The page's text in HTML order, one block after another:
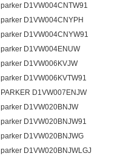
parker D1VW004CNTW91
parker D1VW004CNYPH
parker D1VW004CNYW91
parker D1VW004ENUW
parker D1VW006KVJW
parker D1VW006KVTW91
PARKER D1VW007ENJW
parker D1VW020BNJW
parker D1VW020BNJW91
parker D1VW020BNJWG
parker D1VW020BNJWLGJ